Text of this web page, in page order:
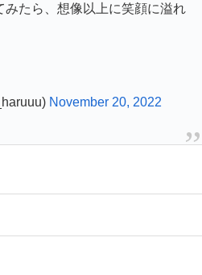
たら、想像以上に笑顔に溢れ
November 20, 2022